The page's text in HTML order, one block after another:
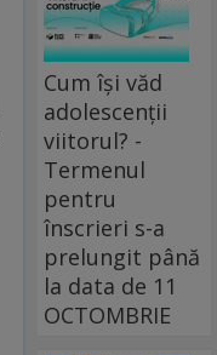
Cum își văd
adolescenții
viitorul? -
Termenul
pentru
înscrieri s-a
prelungit până
la data de 11
OCTOMBRIE